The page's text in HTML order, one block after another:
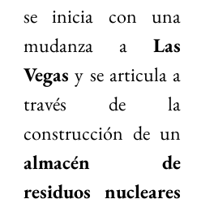
se inicia con una
mudanza a Las
Vegas y se articula a
través de la
construcción de un
almacén de
residuos nucleares